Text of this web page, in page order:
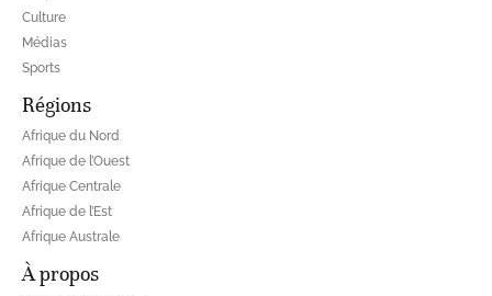
Culture
Médias
Sports
Régions
Afrique du Nord
Afrique de l’Ouest
Afrique Centrale
Afrique de l’Est
Afrique Australe
À propos